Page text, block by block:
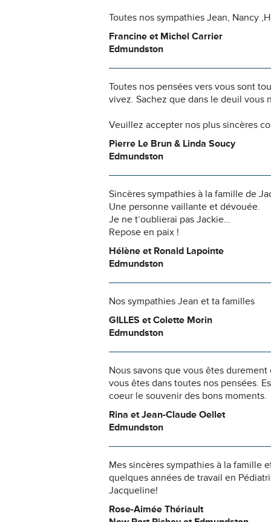
Toutes nos sympathies Jean, Nancy
Francine et Michel Carrier
Edmundston
Toutes nos pensées vers vous sont
vivez. Sachez que dans le deuil vous
Veuillez accepter nos plus sincères
Pierre Le Brun & Linda Soucy
Edmundston
Sincères sympathies à la famille de
Une personne vaillante et dévouée.
Je ne t’oublierai pas Jackie…
Repose en paix !
Hélène et Ronald Lapointe
Edmundston
Nos sympathies Jean et ta familles
GILLES et Colette Morin
Edmundston
Nous savons que vous êtes
vous êtes dans toutes nos pensées.
coeur le souvenir des bons moments.
Rina et Jean-Claude Oellet
Edmundston
Mes sincères sympathies à la famille
quelques années de travail en
Jacqueline!
Rose-Aimée Thériault